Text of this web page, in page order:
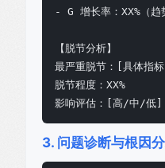
- G 增长率：XX%（趋
【脱节分析】
最严重脱节：[具体指
脱节程度：XX%
影响评估：[高/中/低]
3. 问题诊断与根因